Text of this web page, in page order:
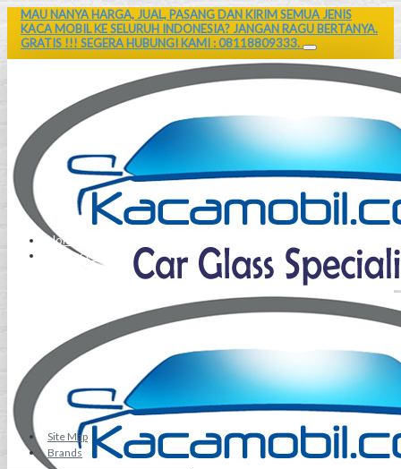
MAU NANYA HARGA, JUAL, PASANG DAN KIRIM SEMUA JENIS
KACA MOBIL KE SELURUH INDONESIA? JANGAN RAGU BERTANYA.
GRATIS !!! SEGERA HUBUNGI KAMI : 08118809333.
Home
Contact Us
Site Map
Brands